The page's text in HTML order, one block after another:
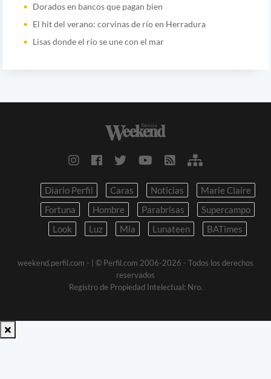
Dorados en bancos que pagan bien
El hit del verano: corvinas de río en Herradura
Lisas donde el río se une con el mar
Diario Perfil Caras Noticias
Marie Claire
Fortuna
Hombre Parabrisas
Supercampo
Look
Luz Mia Lunateen BATimes
weekend.perfil.com -
| © Perfil.com 2006-2026 - Todos los derechos
reservados
Registro de Propiedad Intelectual: Nro.